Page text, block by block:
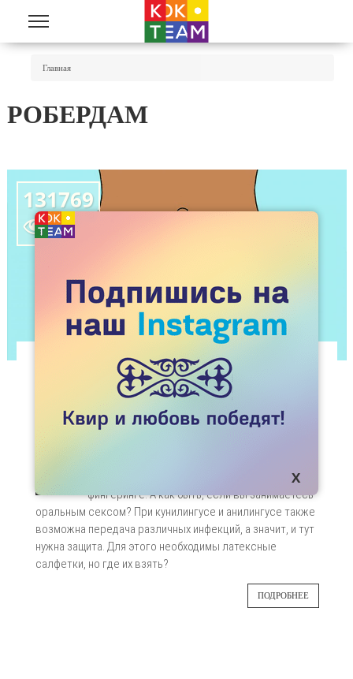
Перейти к основному содержанию
Главная
РОБЕРДАМ
131769

ГДЕ ВЗЯТЬ ЛАТЕКСНЫЕ САЛФЕТКИ ДЛЯ
КУНИЛИНГУСА И АНИЛИНГУСА?
29
фингеринге. А как быть, если вы занимаетесь
оральным сексом? При кунилингусе и анилингусе также
возможна передача различных инфекций, а значит, и тут
нужна защита. Для этого необходимы латексные
салфетки, но где их взять?
ПОДРОБНЕЕ